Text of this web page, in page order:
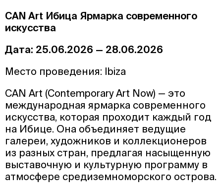
CAN Art Ибица Ярмарка современного
искусства
Дата: 25.06.2026 — 28.06.2026
Место проведения: Ibiza
CAN Art (Contemporary Art Now) — это
международная ярмарка современного
искусства, которая проходит каждый год
на Ибице. Она объединяет ведущие
галереи, художников и коллекционеров
из разных стран, предлагая насыщенную
выставочную и культурную программу в
атмосфере средиземноморского острова.